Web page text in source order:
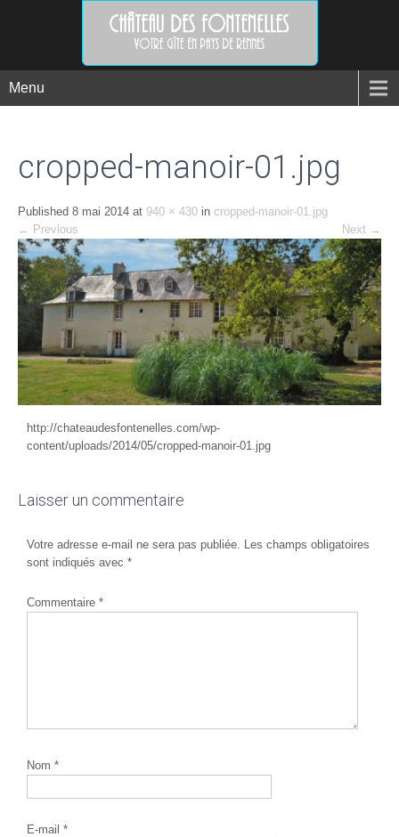
Menu
cropped-manoir-01.jpg
Published 8 mai 2014 at 940 × 430 in cropped-manoir-01.jpg
← Previous Next →
http://chateaudesfontenelles.com/wp-
content/uploads/2014/05/cropped-manoir-01.jpg
Laisser un commentaire
Votre adresse e-mail ne sera pas publiée. Les champs obligatoires
sont indiqués avec *
Commentaire *
Nom *
E-mail *